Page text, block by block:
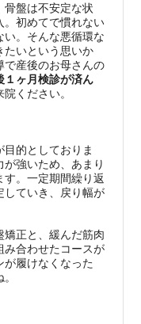
骨盤は不安定な状
。初めてで慣れない
い。そんな悪循環な
たいという思いか
で産後のお母さんの
１ヶ月検診が済ん
ください。
的としておりま
強いため、あまり
す。一定期間繰り返
していき、戻り幅が
矯正と、緩んだ筋肉
み合わせたコースが
が履けなくなった